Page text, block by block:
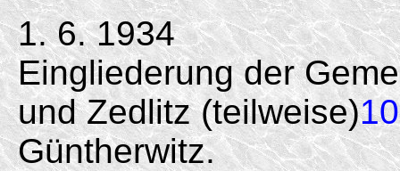
1. 6. 1934
Eingliederung der
und Zedlitz (teilweise)10
Güntherwitz.